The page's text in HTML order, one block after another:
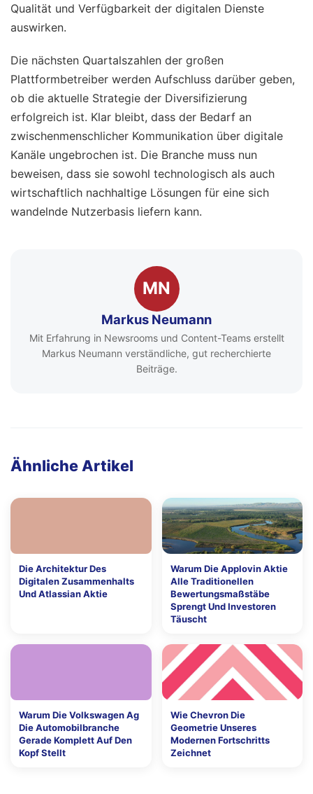
Qualität und Verfügbarkeit der digitalen Dienste
auswirken.
Die nächsten Quartalszahlen der großen
Plattformbetreiber werden Aufschluss darüber geben,
ob die aktuelle Strategie der Diversifizierung
erfolgreich ist. Klar bleibt, dass der Bedarf an
zwischenmenschlicher Kommunikation über digitale
Kanäle ungebrochen ist. Die Branche muss nun
beweisen, dass sie sowohl technologisch als auch
wirtschaftlich nachhaltige Lösungen für eine sich
wandelnde Nutzerbasis liefern kann.
MN
Markus Neumann
Mit Erfahrung in Newsrooms und Content-Teams erstellt
Markus Neumann verständliche, gut recherchierte
Beiträge.
Ähnliche Artikel
Die Architektur Des
Digitalen Zusammenhalts
Und Atlassian Aktie
Warum Die Applovin Aktie
Alle Traditionellen
Bewertungsmaßstäbe
Sprengt Und Investoren
Täuscht
Warum Die Volkswagen Ag
Die Automobilbranche
Gerade Komplett Auf Den
Kopf Stellt
Wie Chevron Die
Geometrie Unseres
Modernen Fortschritts
Zeichnet